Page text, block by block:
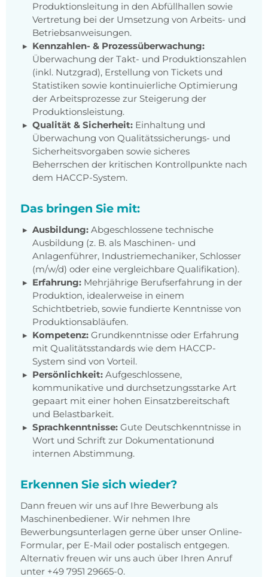
Produktionsleitung in den Abfüllhallen sowie
Vertretung bei der Umsetzung von Arbeits- und
Betriebsanweisungen.
Kennzahlen- & Prozessüberwachung:
Überwachung der Takt- und Produktionszahlen
(inkl. Nutzgrad), Erstellung von Tickets und
Statistiken sowie kontinuierliche Optimierung
der Arbeitsprozesse zur Steigerung der
Produktionsleistung.
Qualität & Sicherheit: Einhaltung und
Überwachung von Qualitätssicherungs- und
Sicherheitsvorgaben sowie sicheres
Beherrschen der kritischen Kontrollpunkte nach
dem HACCP-System.
Das bringen Sie mit:
Ausbildung: Abgeschlossene technische
Ausbildung (z. B. als Maschinen- und
Anlagenführer, Industriemechaniker, Schlosser
(m/w/d) oder eine vergleichbare Qualifikation).
Erfahrung: Mehrjährige Berufserfahrung in der
Produktion, idealerweise in einem
Schichtbetrieb, sowie fundierte Kenntnisse von
Produktionsabläufen.
Kompetenz: Grundkenntnisse oder Erfahrung
mit Qualitätsstandards wie dem HACCP-
System sind von Vorteil.
Persönlichkeit: Aufgeschlossene,
kommunikative und durchsetzungsstarke Art
gepaart mit einer hohen Einsatzbereitschaft
und Belastbarkeit.
Sprachkenntnisse: Gute Deutschkenntnisse in
Wort und Schrift zur Dokumentationund
internen Abstimmung.
Erkennen Sie sich wieder?
Dann freuen wir uns auf Ihre Bewerbung als
Maschinenbediener. Wir nehmen Ihre
Bewerbungsunterlagen gerne über unser Online-
Formular, per E-Mail oder postalisch entgegen.
Alternativ freuen wir uns auch über Ihren Anruf
unter +49 7951 29665-0.